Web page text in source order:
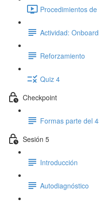
Procedimientos
Actividad:
Reforzamiento
Quiz 4
Checkpoint
Formas parte del
Sesión 5
Introducción
Autodiagnóstico